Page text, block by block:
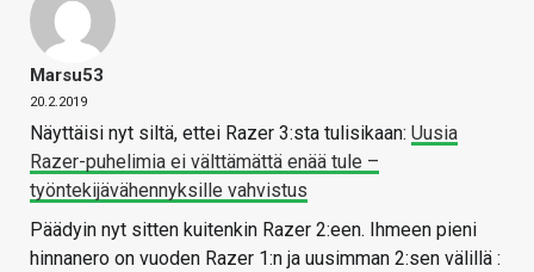
Marsu53
20.2.2019
Näyttäisi nyt siltä, ettei Razer 3:sta tulisikaan: Uusia
Razer-puhelimia ei välttämättä enää tule –
työntekijävähennyksille vahvistus
Päädyin nyt sitten kuitenkin Razer 2:een. Ihmeen pieni
hinnanero on vuoden Razer 1:n ja uusimman 2:sen välillä :